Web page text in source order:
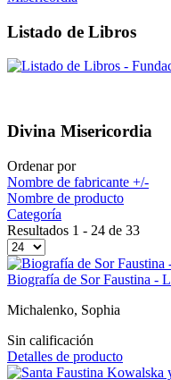
Listado de Libros
Divina Misericordia
Ordenar por
Nombre de fabricante +/-
Nombre de producto
Categoría
Resultados 1 - 24 de 33
Biografía de Sor Faustina -
Michalenko, Sophia
Sin calificación
Detalles de producto